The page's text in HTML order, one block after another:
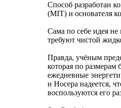
Способ разработан
(MIT) и основателя
Сама по себе идея
требуют чистой
Правда, учёным
которая по размерам
ежедневные
н Носера надеется,
воспользуются его